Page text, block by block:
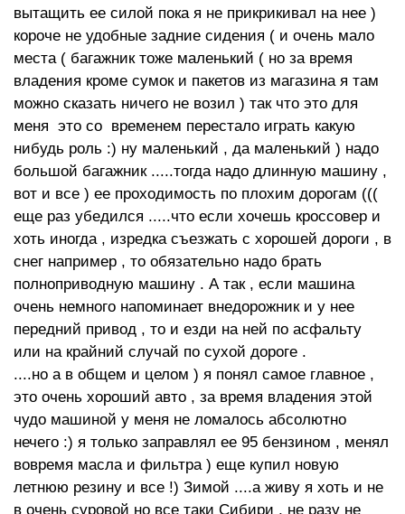
вытащить ее силой пока я не прикрикивал на нее )
короче не удобные задние сидения ( и очень мало
места ( багажник тоже маленький ( но за время
владения кроме сумок и пакетов из магазина я там
можно сказать ничего не возил ) так что это для
меня это со временем перестало играть какую
нибудь роль :) ну маленький , да маленький ) надо
большой багажник .....тогда надо длинную машину ,
вот и все ) ее проходимость по плохим дорогам (((
еще раз убедился .....что если хочешь кроссовер и
хоть иногда , изредка съезжать с хорошей дороги , в
снег например , то обязательно надо брать
полноприводную машину . А так , если машина
очень немного напоминает внедорожник и у нее
передний привод , то и езди на ней по асфальту
или на крайний случай по сухой дороге .
....но а в общем и целом ) я понял самое главное ,
это очень хороший авто , за время владения этой
чудо машиной у меня не ломалось абсолютно
нечего :) я только заправлял ее 95 бензином , менял
вовремя масла и фильтра ) еще купил новую
летнюю резину и все !) Зимой ....а живу я хоть и не
в очень суровой но все таки Сибири , не разу не